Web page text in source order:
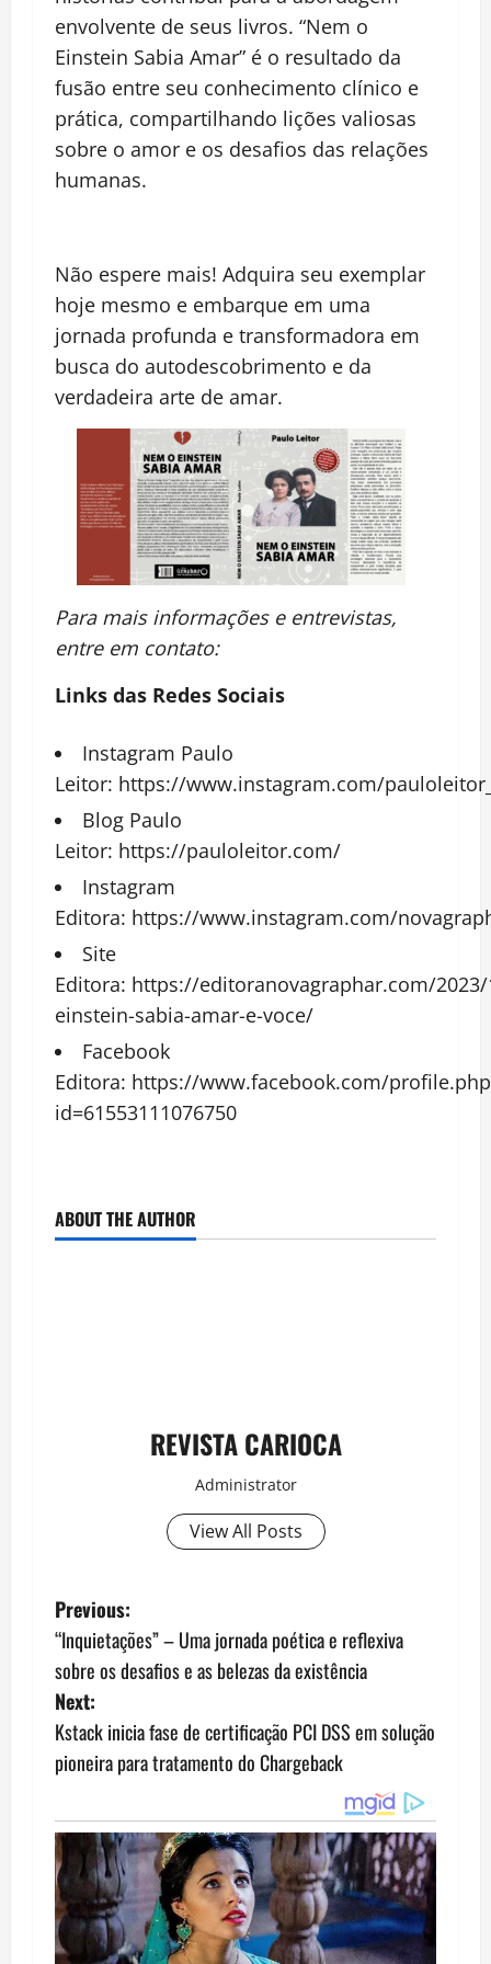
envolvente de seus livros. “Nem o
Einstein Sabia Amar” é o resultado da
fusão entre seu conhecimento clínico e
prática, compartilhando lições valiosas
sobre o amor e os desafios das relações
humanas.
Não espere mais! Adquira seu exemplar
hoje mesmo e embarque em uma
jornada profunda e transformadora em
busca do autodescobrimento e da
verdadeira arte de amar.
Para mais informações e entrevistas,
entre em contato:
Links das Redes Sociais
Instagram Paulo
Leitor: https://www.instagram.com/
Blog Paulo
Leitor: https://pauloleitor.com/
Instagram
Editora: https://www.instagram.com/
Site
Editora: https://editoranovagraphar.com/
einstein-sabia-amar-e-voce/
Facebook
Editora: https://www.facebook.com/
id=61553111076750
ABOUT THE AUTHOR
REVISTA CARIOCA
Administrator
View All Posts
P
o
s
t
a
v
i
Previous:
“Inquietações” – Uma jornada poética e reflexiva
sobre os desafios e as belezas da existência
Next:
Kstack inicia fase de certificação PCI DSS em solução
pioneira para tratamento do Chargeback